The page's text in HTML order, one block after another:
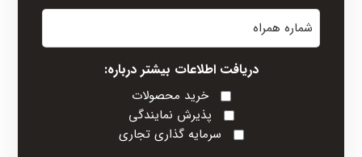
نام
(Required)
دریافت اطلاعات بیشتر درباره:
خرید محصولات
پذیرش نمایندگی
سرمایه گذاری تجاری